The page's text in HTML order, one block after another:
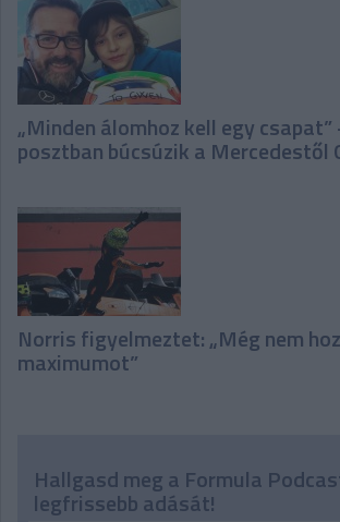
„Minden álomhoz kell egy csapat”
posztban búcsúzik a Mercedestől
Norris figyelmeztet: „Még nem
maximumot”
Hallgasd meg a Formula
legfrissebb adását!